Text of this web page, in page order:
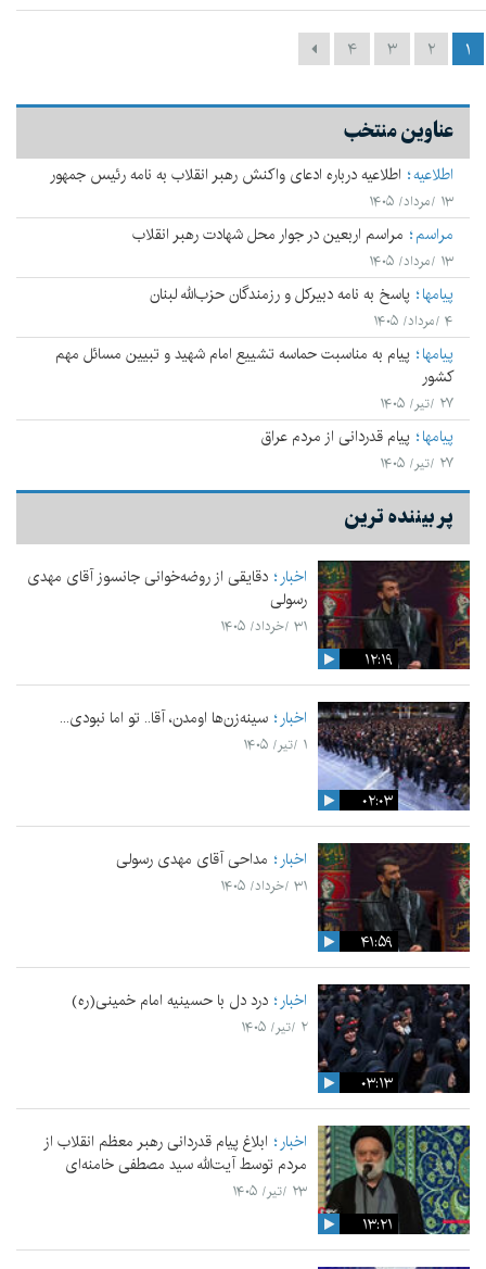
۱ ۲ ۳ ۴
عناوین منتخب
اطلاعیه اطلاعیه درباره ادعای واکنش رهبر انقلاب به نامه رئیس جمهور
۱۳ /مرداد/ ۱۴۰۵
مراسم مراسم اربعین در جوار محل شهادت رهبر انقلاب
۱۳ /مرداد/ ۱۴۰۵
پيامها پاسخ به نامه دبیرکل و رزمندگان حزب‌الله لبنان
۴ /مرداد/ ۱۴۰۵
پيامها پیام به مناسبت حماسه تشییع امام شهید و تبیین مسائل مهم
کشور
۲۷ /تیر/ ۱۴۰۵
پيامها پیام قدردانی از مردم عراق
۲۷ /تیر/ ۱۴۰۵
پر بیننده ترین
۱۲:۱۹
اخبار دقایقی از روضه‌خوانی جانسوز آقای مهدی
رسولی
۳۱ /خرداد/ ۱۴۰۵
۰۲:۰۳
اخبار سینه‌زن‌ها اومدن،‌ آقا.. تو اما نبودی...
۱ /تیر/ ۱۴۰۵
۴۱:۵۹
اخبار مداحی آقای مهدی رسولی
۳۱ /خرداد/ ۱۴۰۵
۰۳:۱۳
اخبار درد دل با حسینیه امام خمینی(ره)
۲ /تیر/ ۱۴۰۵
۱۳:۲۱
اخبار ابلاغ پیام قدردانی رهبر معظم انقلاب از
مردم توسط آیت‌الله سید مصطفی خامنه‌ای
۲۳ /تیر/ ۱۴۰۵